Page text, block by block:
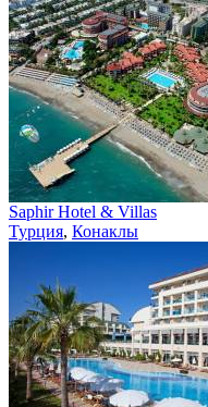
Saphir Hotel & Villas
Турция, Конаклы